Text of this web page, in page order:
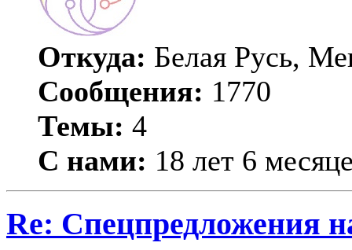
Откуда: Белая Русь,
Сообщения: 1770
Темы: 4
С нами: 18 лет 6
Re: Спецпредложения